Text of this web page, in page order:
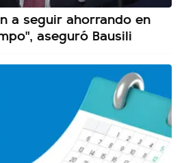
a seguir ahorrando en
aseguró Bausili